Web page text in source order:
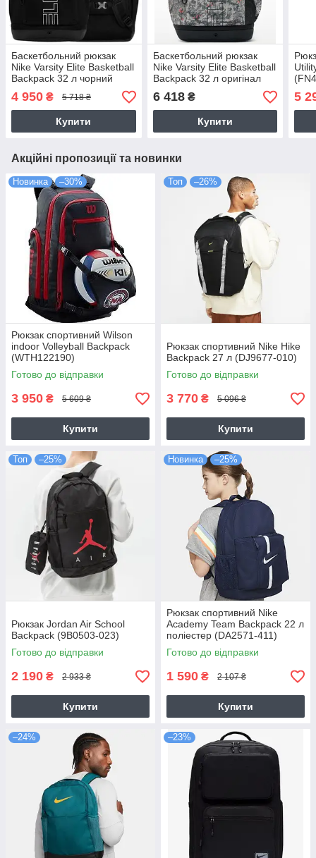
Баскетбольний рюкзак
Nike Varsity Elite Basketball
Backpack 32 л чорний
4 950 ₴ 5 718 ₴
Купити
Баскетбольний рюкзак
Nike Varsity Elite Basketball
Backpack 32 л оригінал
6 418₴
Купити
5
Акційні пропозиції та новинки
Новинка –30%
Рюкзак спортивний Wilson
indoor Volleyball Backpack
(WTH122190)
Готово до відправки
3 950 ₴ 5 609 ₴
Купити
Топ –26%
Рюкзак спортивний Nike Hike
Backpack 27 л (DJ9677-010)
Готово до відправки
3 770 ₴ 5 096 ₴
Купити
Топ –25%
Рюкзак Jordan Air School
Backpack (9B0503-023)
Готово до відправки
2 190 ₴ 2 933 ₴
Купити
Новинка –25%
Рюкзак спортивний Nike
Academy Team Backpack 22 л
поліестер (DA2571-411)
Готово до відправки
1 590 ₴ 2 107 ₴
Купити
–24% –23%